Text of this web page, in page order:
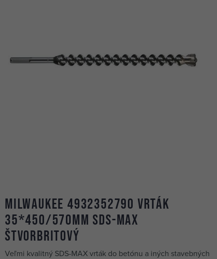
MILWAUKEE 4932352790 vrták
35*450/570mm SDS-MAX
štvorbritový
Veľmi kvalitný SDS-MAX vrták do betónu a iných stavebných